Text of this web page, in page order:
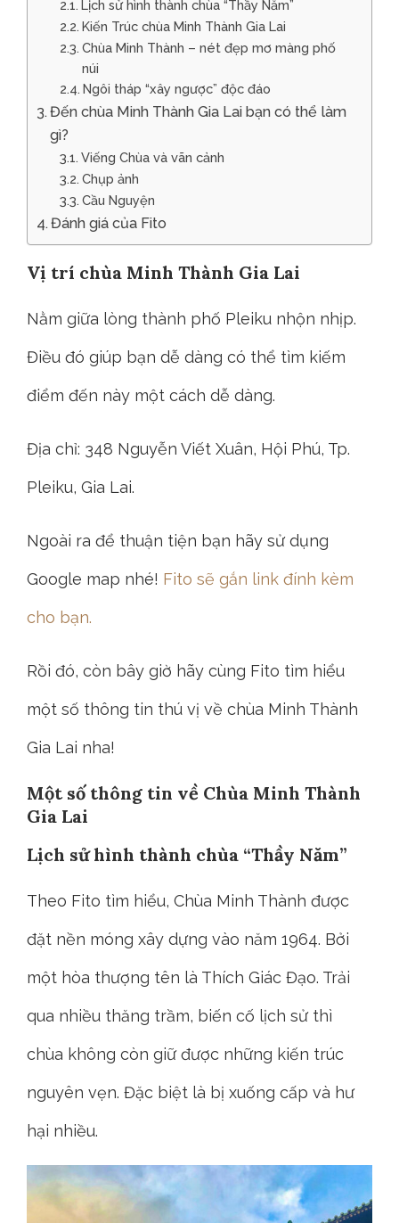
Lịch sử hình thành chùa “Thầy Năm”
Kiến Trúc chùa Minh Thành Gia Lai
Chùa Minh Thành – nét đẹp mơ màng phố
núi
Ngôi tháp “xây ngược” độc đáo
Đến chùa Minh Thành Gia Lai bạn có thể làm
gì?
Viếng Chùa và vãn cảnh
Chụp ảnh
Cầu Nguyện
Đánh giá của Fito
Vị trí chùa Minh Thành Gia Lai
Nằm giữa lòng thành phố Pleiku nhộn nhịp.
Điều đó giúp bạn dễ dàng có thể tìm kiếm
điểm đến này một cách dễ dàng.
Địa chỉ: 348 Nguyễn Viết Xuân, Hội Phú, Tp.
Pleiku, Gia Lai.
Ngoài ra để thuận tiện bạn hãy sử dụng
Google map nhé! Fito sẽ gắn link đính kèm
cho bạn.
Rồi đó, còn bây giờ hãy cùng Fito tìm hiểu
một số thông tin thú vị về chùa Minh Thành
Gia Lai nha!
Một số thông tin về Chùa Minh Thành
Gia Lai
Lịch sử hình thành chùa “Thầy Năm”
Theo Fito tìm hiểu, Chùa Minh Thành được
đặt nền móng xây dựng vào năm 1964. Bởi
một hòa thượng tên là Thích Giác Đạo. Trải
qua nhiều thăng trầm, biến cố lịch sử thì
chùa không còn giữ được những kiến trúc
nguyên vẹn. Đặc biệt là bị xuống cấp và hư
hại nhiều.